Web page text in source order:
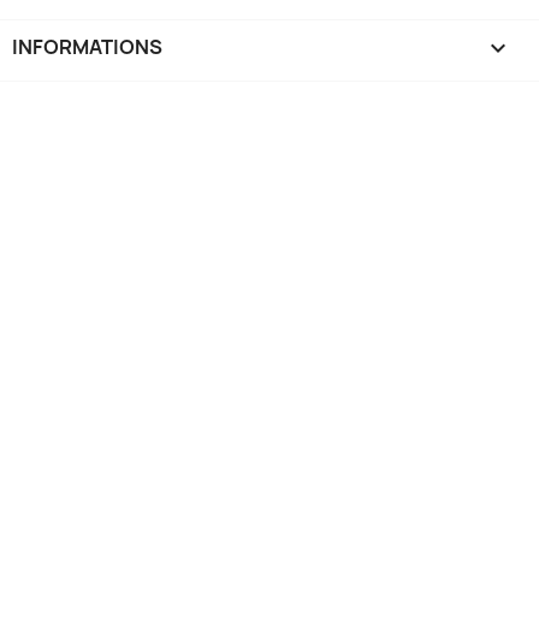
INFORMATIONS keyboard_arrow_down